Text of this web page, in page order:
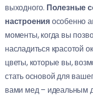
выходного. Полезные
настроенияособенно
моменты, когда вы
насладиться красотой
цветы, которые вы,
стать основой для
вами мед – идеальным